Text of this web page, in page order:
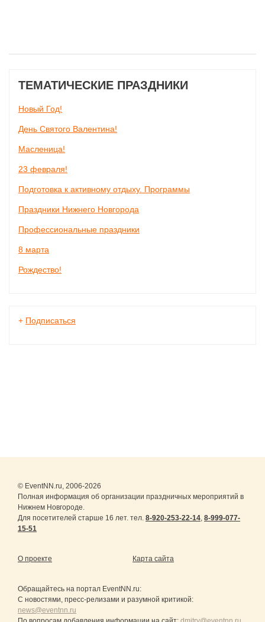
ТЕМАТИЧЕСКИЕ ПРАЗДНИКИ
Новый Год!
День Святого Валентина!
Масленица!
23 февраля!
Подготовка к активному отдыху. Программы
Праздники Нижнего Новгорода
Профессиональные праздники
8 марта
Рождество!
+ Подписаться
© EventNN.ru, 2006-2026
Полная информация об организации праздничных мероприятий в
Нижнем Новгороде.
Для посетителей старше 16 лет. тел. 8-920-253-22-14, 8-999-077-
15-51
О проекте Карта сайта
Обращайтесь на портал EventNN.ru:
С новостями, пресс-релизами и разумной критикой:
news@eventnn.ru